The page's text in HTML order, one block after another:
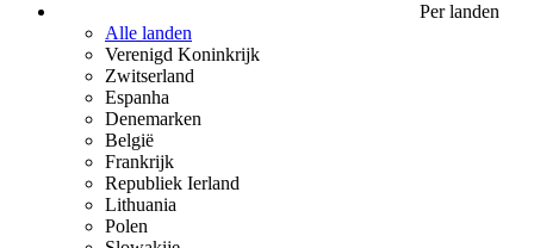
Per landen
Alle landen
Verenigd Koninkrijk
Zwitserland
Espanha
Denemarken
België
Frankrijk
Republiek Ierland
Lithuania
Polen